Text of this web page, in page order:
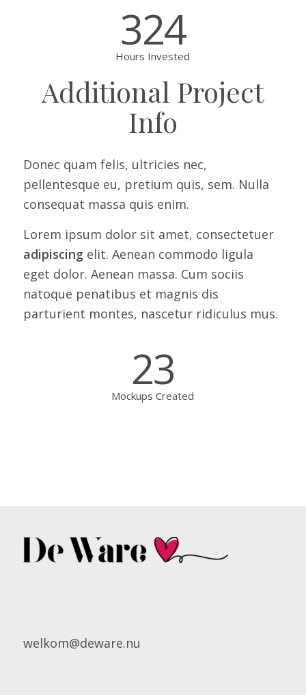
324
Hours Invested
Additional Project
Info
Donec quam felis, ultricies nec,
pellentesque eu, pretium quis, sem. Nulla
consequat massa quis enim.
Lorem ipsum dolor sit amet, consectetuer
adipiscing elit. Aenean commodo ligula
eget dolor. Aenean massa. Cum sociis
natoque penatibus et magnis dis
parturient montes, nascetur ridiculus mus.
23
Mockups Created
welkom@deware.nu